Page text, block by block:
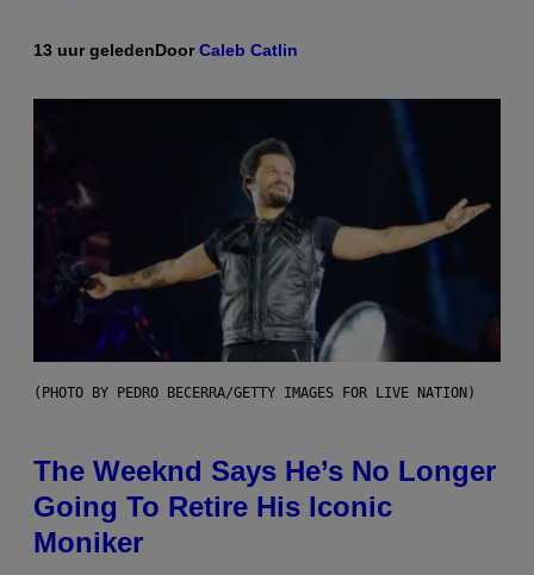
13 uur geledenDoorCaleb Catlin
(PHOTO BY PEDRO BECERRA/GETTY IMAGES FOR LIVE NATION)
The Weeknd Says He’s No Longer
Going To Retire His Iconic
Moniker